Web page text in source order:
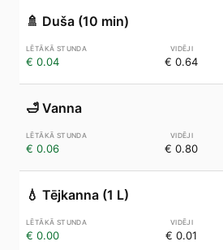
🚿 Duša (10 min)
€ 0.04 € 0.64
🛁 Vanna
€ 0.06 € 0.80
💧 Tējkanna (1 L)
€ 0.00 € 0.01